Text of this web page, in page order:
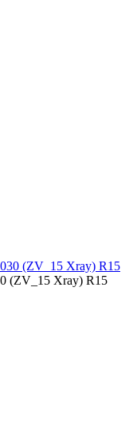
(ZV_15 Xray) R15